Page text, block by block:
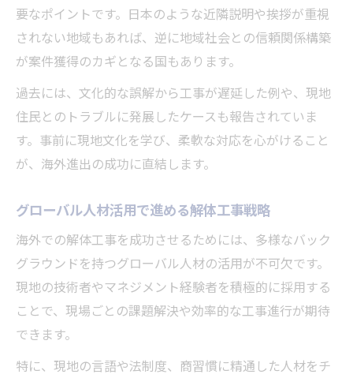
要なポイントです。日本のような近隣説明や挨拶が重視
されない地域もあれば、逆に地域社会との信頼関係構築
が案件獲得のカギとなる国もあります。
過去には、文化的な誤解から工事が遅延した例や、現地
住民とのトラブルに発展したケースも報告されていま
す。事前に現地文化を学び、柔軟な対応を心がけること
が、海外進出の成功に直結します。
グローバル人材活用で進める解体工事戦略
海外での解体工事を成功させるためには、多様なバック
グラウンドを持つグローバル人材の活用が不可欠です。
現地の技術者やマネジメント経験者を積極的に採用する
ことで、現場ごとの課題解決や効率的な工事進行が期待
できます。
特に、現地の言語や法制度、商習慣に精通した人材をチ